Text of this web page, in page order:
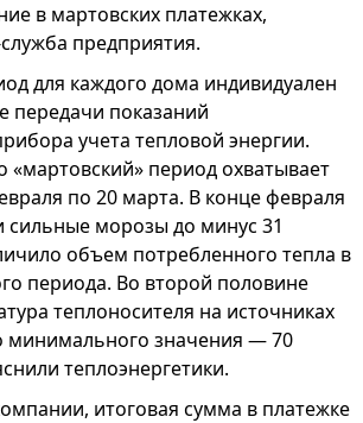
в мартовских платежках,
предприятия.
для каждого дома индивидуален
передачи показаний
учета тепловой энергии.
период охватывает
по 20 марта. В конце февраля
сильные морозы до минус 31
объем потребленного тепла в
периода. Во второй половине
теплоносителя на источниках
минимального значения — 70
теплоэнергетики.
итоговая сумма в платежке